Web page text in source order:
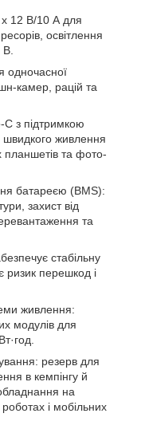
x 12 В/10 А для
освітлення
В.
одночасної
камер, рацій та
з підтримкою
живлення
планшетів та фото-
батареєю (BMS):
захист від
та
стабільну
ризик перешкод і
живлення:
модулів для
резерв для
в кемпінгу й
на
і мобільних